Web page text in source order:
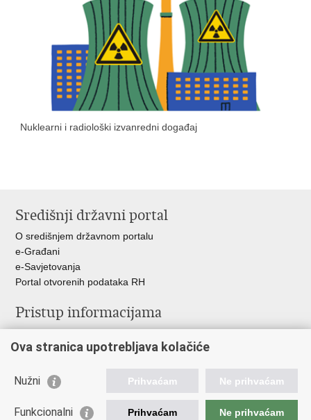
Nuklearni i radiološki izvanredni događaj
Središnji državni portal
O središnjem državnom portalu
e-Građani
e-Savjetovanja
Portal otvorenih podataka RH
Pristup informacijama
Savjetovanje
Zapošljavanje
Odnosi s javnošću
Ova stranica upotrebljava kolačiće
Nužni Prihvaćam Ne prihvaćam
Funkcionalni Prihvaćam Ne prihvaćam